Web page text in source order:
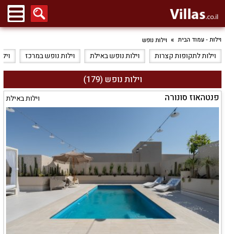
וילות - עמוד הבית וילות נופש
וילות לתקופות קצרות וילות נופש באילת וילות נופש במרכז
וילות נופש (179)
פנטהאוז סונורה
וילות באילת